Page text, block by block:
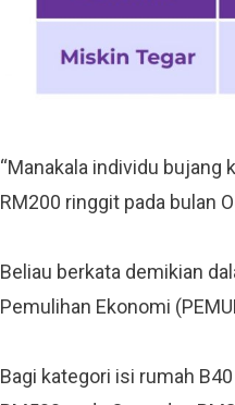
“Manakala individu
RM200 ringgit pada bulan
Beliau berkata demikian
Pemulihan Ekonomi
Bagi kategori isi rumah